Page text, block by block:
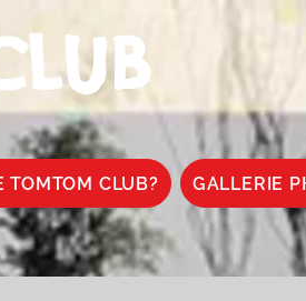
TOMTOM CLUB? GALLERIE